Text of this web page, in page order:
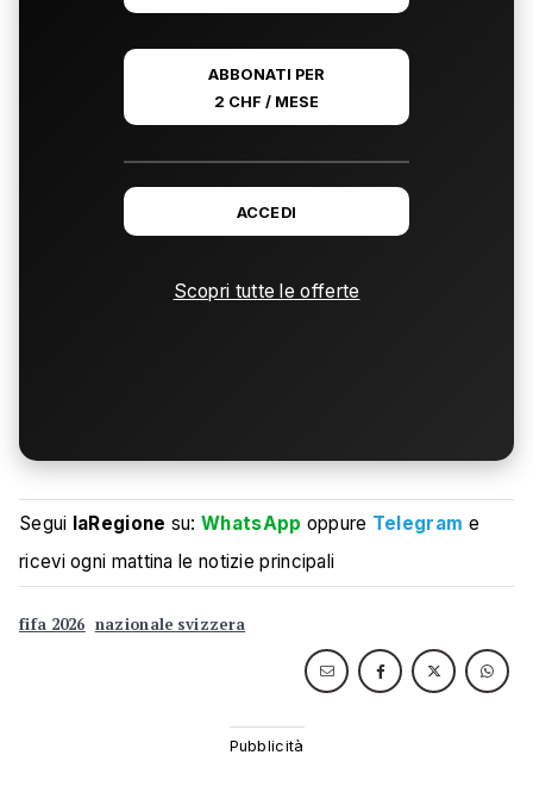
ABBONATI PER
2 CHF / MESE
ACCEDI
Scopri tutte le offerte
Segui laRegione su:WhatsApp oppure Telegram e
ricevi ogni mattina le notizie principali
fifa 2026 nazionale svizzera